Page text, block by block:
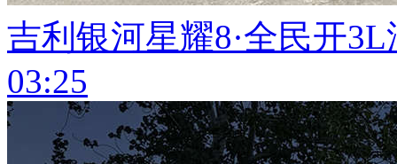
吉利银河星耀8·全民开
03:25